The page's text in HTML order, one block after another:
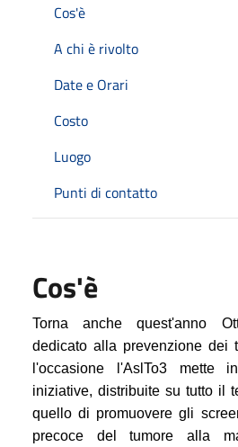
Cos'è
A chi è rivolto
Date e Orari
Costo
Luogo
Punti di contatto
Cos'è
Torna anche quest'anno
dedicato alla prevenzione dei
l'occasione l'AslTo3 mette
iniziative, distribuite su tutto il
quello di promuovere gli
precoce del tumore alla